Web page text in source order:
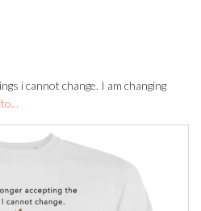
i cannot change. I am changing